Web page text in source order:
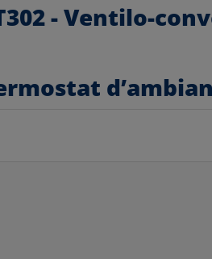
- Ventilo-